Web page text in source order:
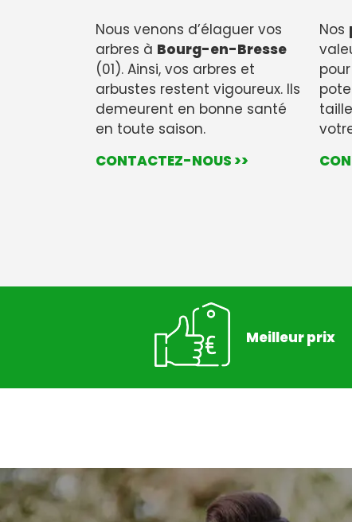
Nous venons d’élaguer vos
arbres à Bourg-en-Bresse
(01). Ainsi, vos arbres et
arbustes restent vigoureux. Ils
demeurent en bonne santé
en toute saison.
CONTACTEZ-NOUS >>
Nos
Meilleur prix